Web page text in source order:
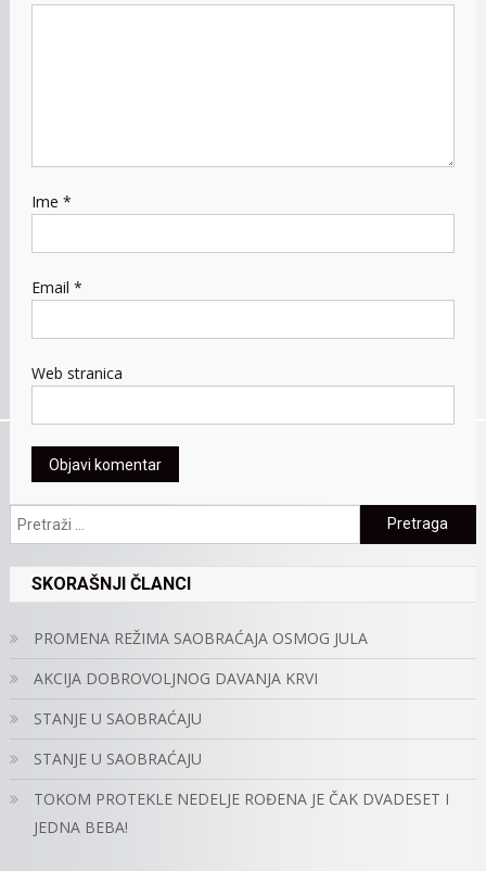
Ime *
Email *
Web stranica
Pretraga:
SKORAŠNJI ČLANCI
PROMENA REŽIMA SAOBRAĆAJA OSMOG JULA
AKCIJA DOBROVOLJNOG DAVANJA KRVI
STANJE U SAOBRAĆAJU
STANJE U SAOBRAĆAJU
TOKOM PROTEKLE NEDELJE ROĐENA JE ČAK DVADESET I
JEDNA BEBA!